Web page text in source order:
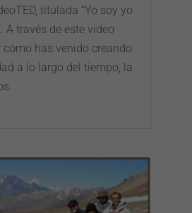
titulada “Yo soy yo
A través de este video
cómo has venido creando
a lo largo del tiempo, la